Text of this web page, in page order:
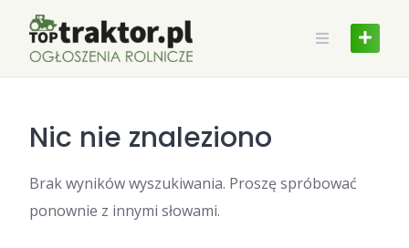
content
Nic nie znaleziono
Brak wyników wyszukiwania. Proszę spróbować
ponownie z innymi słowami.